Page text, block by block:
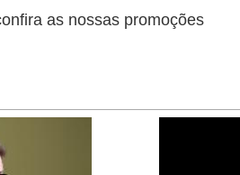
as nossas promoções